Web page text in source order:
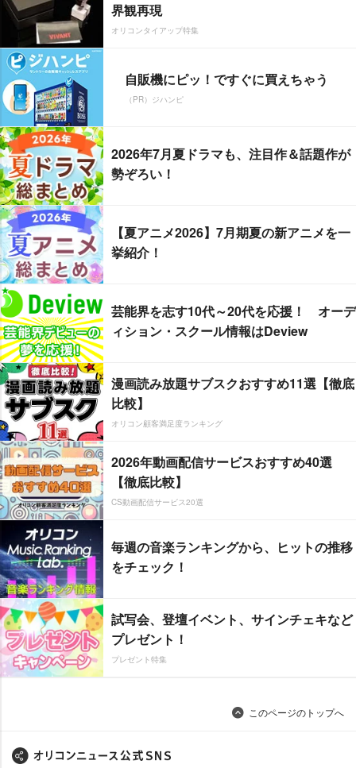
界観再現
オリコンタイアップ特集
自販機にピッ！ですぐに買えちゃう
（PR）ジハンピ
2026年7月夏ドラマも、注目作＆話題作が
勢ぞろい！
【夏アニメ2026】7月期夏の新アニメを一
挙紹介！
芸能界を志す10代～20代を応援！ オーデ
ィション・スクール情報はDeview
漫画読み放題サブスクおすすめ11選【徹底
比較】
オリコン顧客満足度ランキング
2026年動画配信サービスおすすめ40選
【徹底比較】
CS動画配信サービス20選
毎週の音楽ランキングから、ヒットの推移
をチェック！
試写会、登壇イベント、サインチェキなど
プレゼント！
プレゼント特集
このページのトップへ